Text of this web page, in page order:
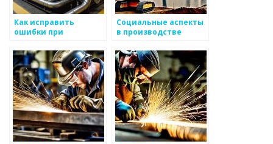
Как исправить
ошибки при
металлоизделий
Социальные аспекты
в производстве